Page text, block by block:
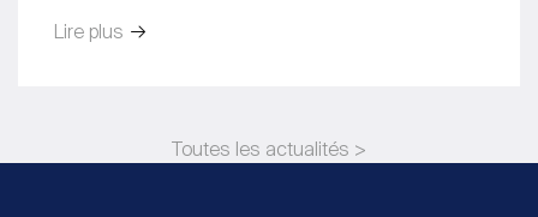
Lire plus
Toutes les actualités >